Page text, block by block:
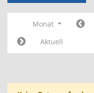
Monat
Aktuell